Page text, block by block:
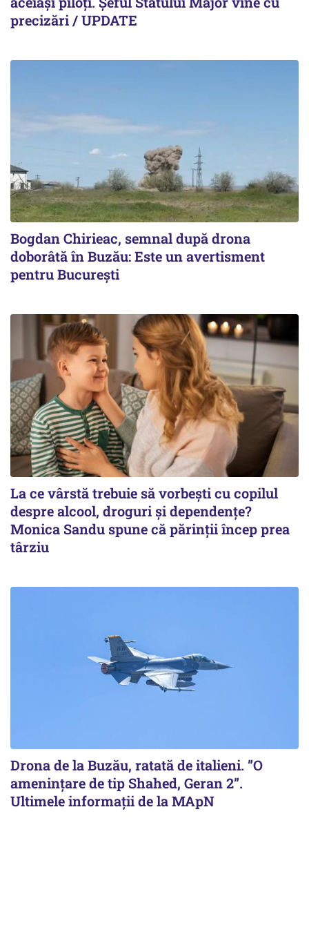
precizări / UPDATE
Bogdan Chirieac, semnal după drona
doborâtă în Buzău: Este un avertisment
pentru București
La ce vârstă trebuie să vorbești cu copilul
despre alcool, droguri și dependențe?
Monica Sandu spune că părinții încep prea
târziu
Drona de la Buzău, ratată de italieni. ”O
amenințare de tip Shahed, Geran 2”.
Ultimele informații de la MApN